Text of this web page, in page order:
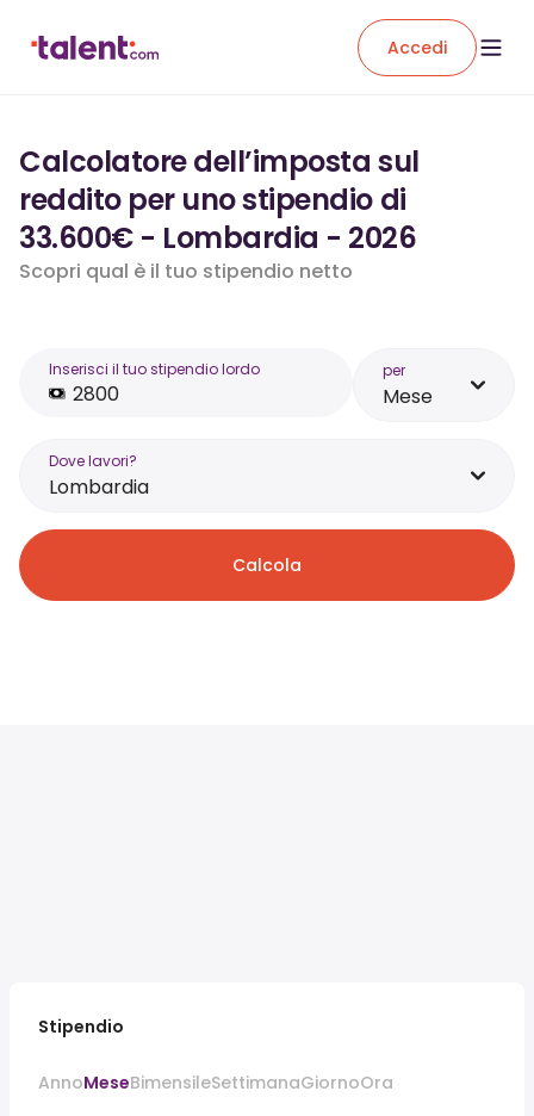
Accedi
Calcolatore dell’imposta sul
reddito per uno stipendio di
33.600€ - Lombardia - 2026
Scopri qual è il tuo stipendio netto
Inserisci il tuo stipendio lordo per
Mese
Dove lavori?
Lombardia
Calcola
Stipendio
AnnoMeseBimensileSettimanaGiornoOra